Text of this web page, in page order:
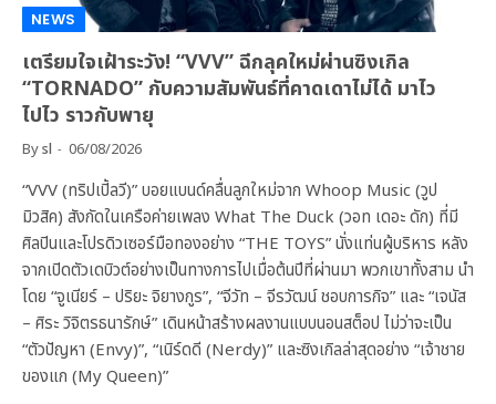
NEWS
เตรียมใจเฝ้าระวัง! “VVV” ฉีกลุคใหม่ผ่านซิงเกิล
“TORNADO” กับความสัมพันธ์ที่คาดเดาไม่ได้ มาไว
ไปไว ราวกับพายุ
Bysl 06/08/2026
“VVV (ทริปเปิ้ลวี)” บอยแบนด์คลื่นลูกใหม่จาก Whoop Music (วูป
มิวสิค) สังกัดในเครือค่ายเพลง What The Duck (วอท เดอะ ดัก) ที่มี
ศิลปินและโปรดิวเซอร์มือทองอย่าง “THE TOYS” นั่งแท่นผู้บริหาร หลัง
จากเปิดตัวเดบิวต์อย่างเป็นทางการไปเมื่อต้นปีที่ผ่านมา พวกเขาทั้งสาม นำ
โดย “จูเนียร์ – ปริยะ จิยางกูร”, “จีวัท – จีรวัฒน์ ชอบการกิจ” และ “เจนัส
– ศิระ วิจิตรธนารักษ์” เดินหน้าสร้างผลงานแบบนอนสต็อป ไม่ว่าจะเป็น
“ตัวปัญหา (Envy)”, “เนิร์ดดี (Nerdy)” และซิงเกิลล่าสุดอย่าง “เจ้าชาย
ของแก (My Queen)”